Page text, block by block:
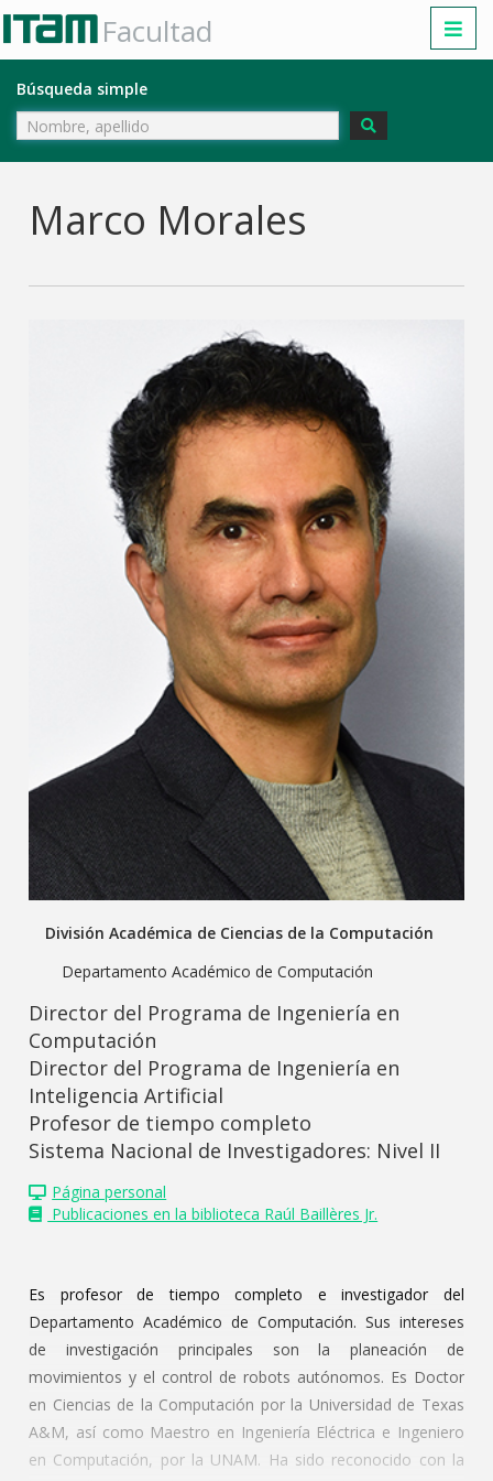
Facultad
Búsqueda simple
Marco Morales
División Académica de Ciencias de la Computación
Departamento Académico de Computación
Director del Programa de Ingeniería en
Computación
Director del Programa de Ingeniería en
Inteligencia Artificial
Profesor de tiempo completo
Sistema Nacional de Investigadores: Nivel II
Página personal
Publicaciones en la biblioteca Raúl Baillères Jr.
Es profesor de tiempo completo e investigador del
Departamento Académico de Computación. Sus intereses
de investigación principales son la planeación de
movimientos y el control de robots autónomos. Es Doctor
en Ciencias de la Computación por la Universidad de Texas
A&M, así como Maestro en Ingeniería Eléctrica e Ingeniero
en Computación, por la UNAM. Ha sido reconocido con la